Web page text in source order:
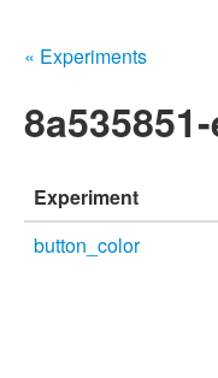
« Experiments
Experiment
button_color